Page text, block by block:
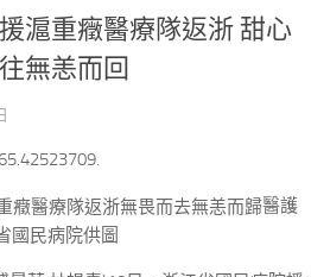
滬重癥醫療隊返浙 甜心
無恙而回
醫護
民病院供圖